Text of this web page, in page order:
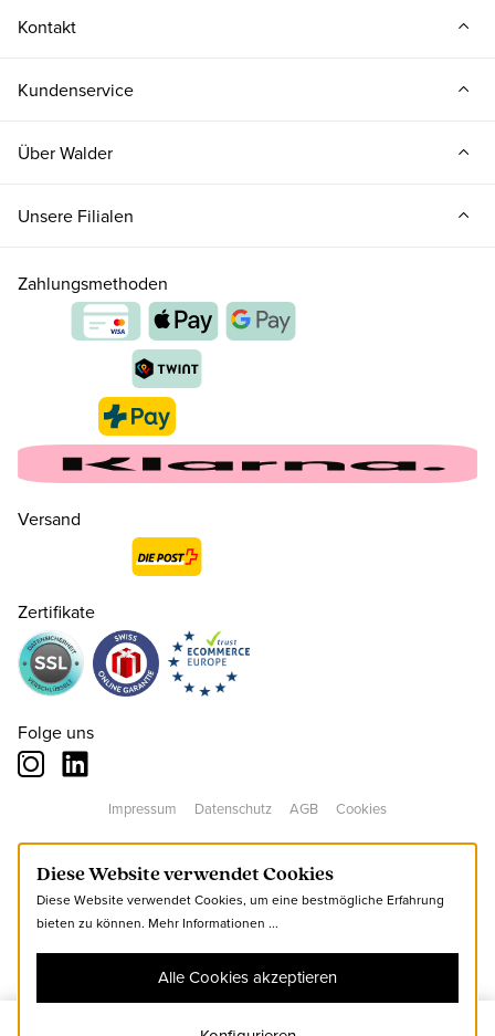
CHF 60.00
36
37 CHF 60.00
38
39 CHF 60.00
40 CHF 60.00
CHF 60.00 nur noch wenige verfügbar
Kontakt
Kundenservice
Über Walder
Unsere Filialen
Zahlungsmethoden
Versand
Zertifikate
Folge uns
Impressum Datenschutz AGB Cookies
Diese Website verwendet Cookies
Diese Website verwendet Cookies, um eine bestmögliche Erfahrung
bieten zu können. Mehr Informationen ...
Alle Cookies akzeptieren